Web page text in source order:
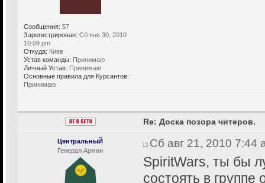
Сообщения: 57
Зарегистрирован: Сб янв 30, 2010
10:09 pm
Откуда: Киев
Устав команды: Принимаю
Личный Устав: Принимаю
Основные правила для Курсантов:
Принимаю
ЦентральныЙ
Генерал Армии
Re: Доска позора читеров.
Сб авг 21, 2010 7:44
SpiritWars, ты бы
состоять в